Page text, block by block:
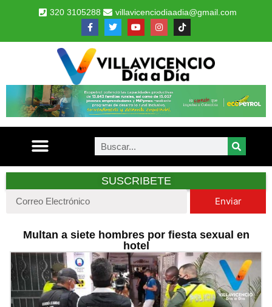
320 3105288 villavicenciodiaadia@gmail.com
SUSCRIBETE
Enviar
Multan a siete hombres por fiesta sexual en
hotel